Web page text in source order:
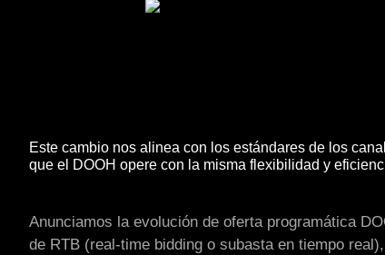
Este cambio nos alinea con los estándares de los
que el DOOH opere con la misma flexibilidad y
Anunciamos la evolución de oferta programática
de RTB (real-time bidding o subasta en tiempo